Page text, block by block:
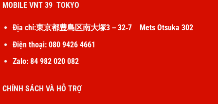
MOBILE VNT 39 TOKYO
Địa chỉ:東京都豊島区南大塚3－32‐7 Mets Otsuka 302
Điện thoại: 080 9426 4661
Zalo: 84 982 020 082
CHÍNH SÁCH VÀ HỖ TRỢ